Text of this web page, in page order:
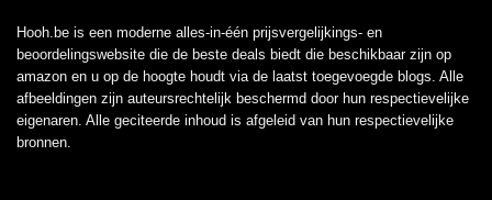
Hooh.be is een moderne alles-in-één prijsvergelijkings- en
beoordelingswebsite die de beste deals biedt die beschikbaar zijn op
amazon en u op de hoogte houdt via de laatst toegevoegde blogs. Alle
afbeeldingen zijn auteursrechtelijk beschermd door hun respectievelijke
eigenaren. Alle geciteerde inhoud is afgeleid van hun respectievelijke
bronnen.